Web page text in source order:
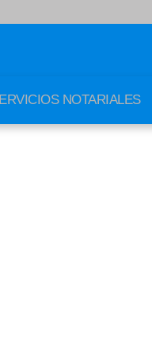
NOTARIALES